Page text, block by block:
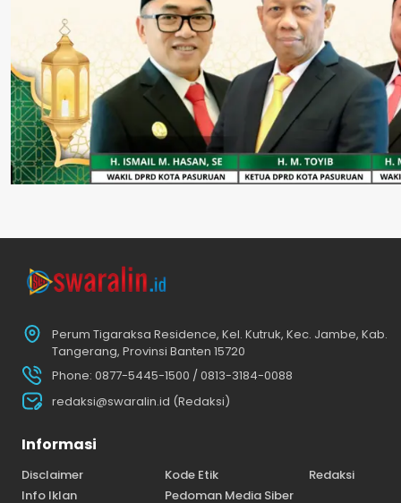
Perum Tigaraksa Residence, Kel. Kutruk, Kec. Jambe, Kab.
Tangerang, Provinsi Banten 15720
Phone: 0877-5445-1500 / 0813-3184-0088
redaksi@swaralin.id (Redaksi)
Informasi
Disclaimer Kode Etik
Redaksi
Info Iklan
Pedoman Media Siber